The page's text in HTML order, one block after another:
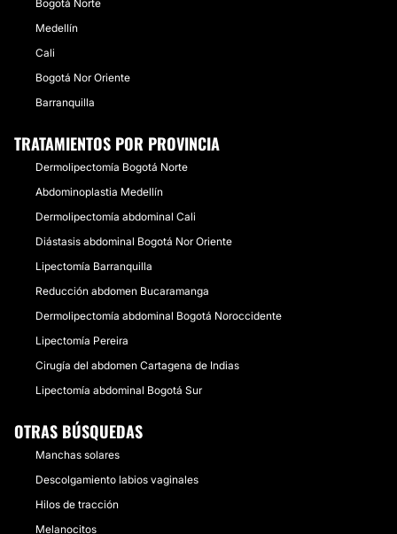
Bogotá Norte
Medellín
Cali
Bogotá Nor Oriente
Barranquilla
TRATAMIENTOS POR PROVINCIA
Dermolipectomía Bogotá Norte
Abdominoplastia Medellín
Dermolipectomía abdominal Cali
Diástasis abdominal Bogotá Nor Oriente
Lipectomía Barranquilla
Reducción abdomen Bucaramanga
Dermolipectomía abdominal Bogotá Noroccidente
Lipectomía Pereira
Cirugía del abdomen Cartagena de Indias
Lipectomía abdominal Bogotá Sur
OTRAS BÚSQUEDAS
Manchas solares
Descolgamiento labios vaginales
Hilos de tracción
Melanocitos